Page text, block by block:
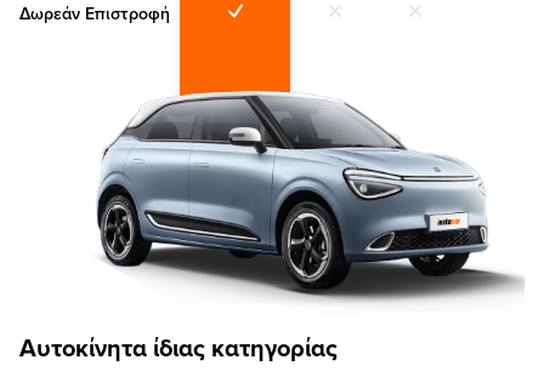
Δωρεάν Επιστροφή
Αυτοκίνητα ίδιας κατηγορίας